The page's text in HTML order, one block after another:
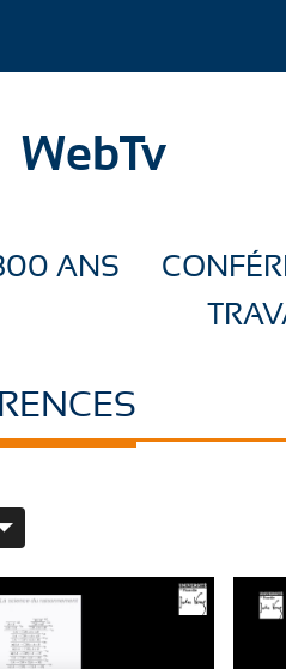
WebTv
ANS